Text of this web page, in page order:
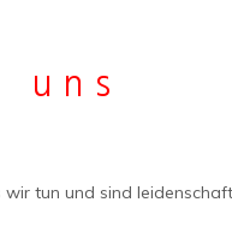
uns
tun und sind